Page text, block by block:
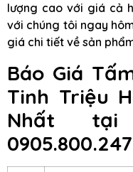
lượng cao với giá cả
với chúng tôi ngay
giá chi tiết về sản
Báo Giá
Tinh Triệu
Nhất
0905.800.247